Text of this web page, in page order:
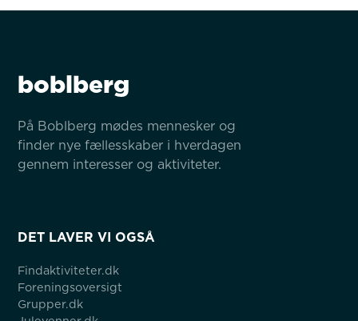
boblberg
På Boblberg mødes mennesker og
finder nye fællesskaber i hverdagen
gennem interesser og aktiviteter.
DET LAVER VI OGSÅ
Findaktiviteter.dk
Foreningsoversigt
Grupper.dk